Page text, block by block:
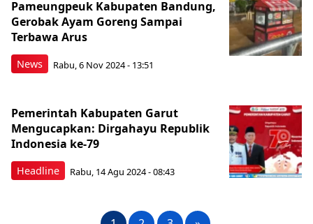
News
Pameungpeuk Kabupaten Bandung,
Gerobak Ayam Goreng Sampai
Terbawa Arus
Rabu, 6 Nov 2024 - 13:51
Headline
Pemerintah Kabupaten Garut
Mengucapkan: Dirgahayu Republik
Indonesia ke-79
Rabu, 14 Agu 2024 - 08:43